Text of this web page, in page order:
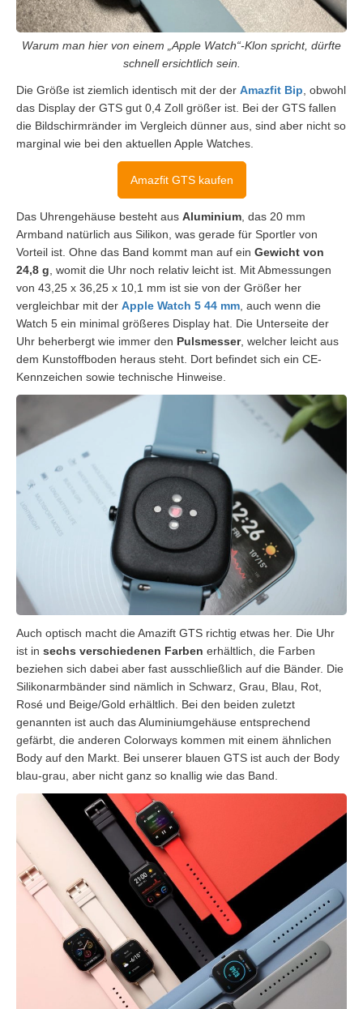
Warum man hier von einem „Apple Watch“-Klon spricht, dürfte
schnell ersichtlich sein.
Die Größe ist ziemlich identisch mit der der Amazfit Bip , obwohl
das Display der GTS gut 0,4 Zoll größer ist. Bei der GTS fallen
die Bildschirmränder im Vergleich dünner aus, sind aber nicht so
marginal wie bei den aktuellen Apple Watches.
Amazfit GTS kaufen
Das Uhrengehäuse besteht aus Aluminium , das 20 mm
Armband natürlich aus Silikon, was gerade für Sportler von
Vorteil ist. Ohne das Band kommt man auf ein Gewicht von
24,8 g , womit die Uhr noch relativ leicht ist. Mit Abmessungen
von 43,25 x 36,25 x 10,1 mm ist sie von der Größer her
vergleichbar mit der Apple Watch 5 44 mm , auch wenn die
Watch 5 ein minimal größeres Display hat. Die Unterseite der
Uhr beherbergt wie immer den Pulsmesser, welcher leicht aus
dem Kunstoffboden heraus steht. Dort befindet sich ein CE-
Kennzeichen sowie technische Hinweise.
Auch optisch macht die Amazift GTS richtig etwas her. Die Uhr
ist in sechs verschiedenen Farben erhältlich, die Farben
beziehen sich dabei aber fast ausschließlich auf die Bänder. Die
Silikonarmbänder sind nämlich in Schwarz, Grau, Blau, Rot,
Rosé und Beige/Gold erhältlich. Bei den beiden zuletzt
genannten ist auch das Aluminiumgehäuse entsprechend
gefärbt, die anderen Colorways kommen mit einem ähnlichen
Body auf den Markt. Bei unserer blauen GTS ist auch der Body
blau-grau, aber nicht ganz so knallig wie das Band.